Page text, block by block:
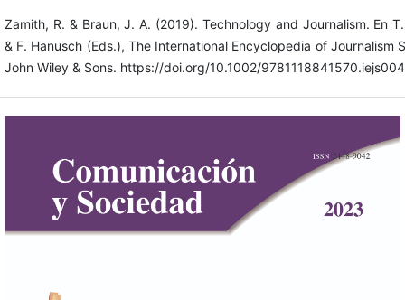
Zamith, R. & Braun, J. A. (2019). Technology and Journalism. En
& F. Hanusch (Eds.), The International Encyclopedia of Journalism
John Wiley & Sons. https://doi.org/10.1002/